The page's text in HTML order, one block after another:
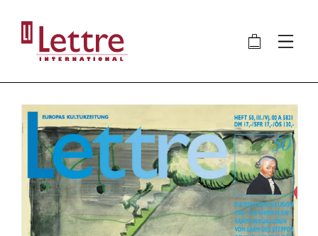
Inhalt
🛍 ⋮